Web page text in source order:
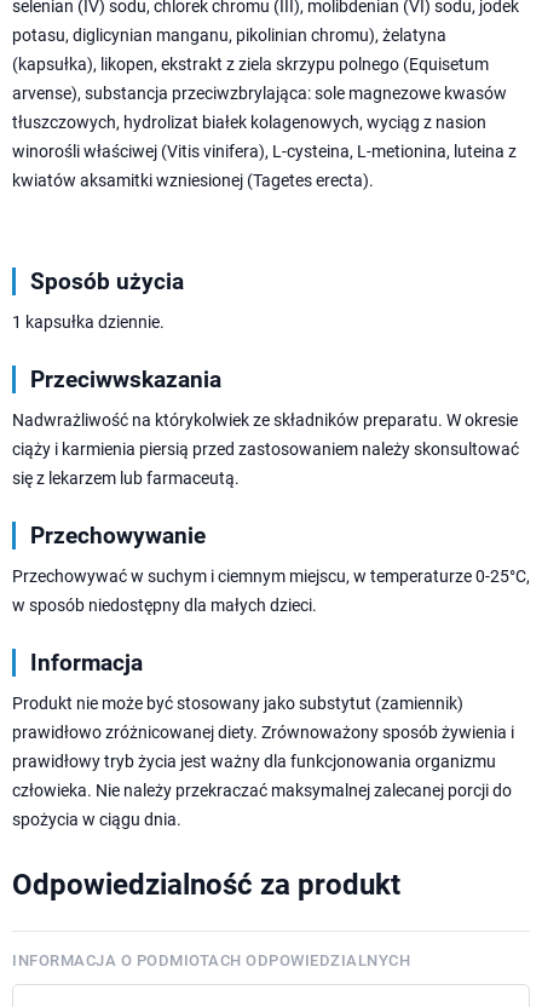
selenian (IV) sodu, chlorek chromu (III), molibdenian (VI) sodu, jodek
potasu, diglicynian manganu, pikolinian chromu), żelatyna
(kapsułka), likopen, ekstrakt z ziela skrzypu polnego (Equisetum
arvense), substancja przeciwzbrylająca: sole magnezowe kwasów
tłuszczowych, hydrolizat białek kolagenowych, wyciąg z nasion
winorośli właściwej (Vitis vinifera), L-cysteina, L-metionina, luteina z
kwiatów aksamitki wzniesionej (Tagetes erecta).
Sposób użycia
1 kapsułka dziennie.
Przeciwwskazania
Nadwrażliwość na którykolwiek ze składników preparatu. W okresie
ciąży i karmienia piersią przed zastosowaniem należy skonsultować
się z lekarzem lub farmaceutą.
Przechowywanie
Przechowywać w suchym i ciemnym miejscu, w temperaturze 0-25°C,
w sposób niedostępny dla małych dzieci.
Informacja
Produkt nie może być stosowany jako substytut (zamiennik)
prawidłowo zróżnicowanej diety. Zrównoważony sposób żywienia i
prawidłowy tryb życia jest ważny dla funkcjonowania organizmu
człowieka. Nie należy przekraczać maksymalnej zalecanej porcji do
spożycia w ciągu dnia.
Odpowiedzialność za produkt
INFORMACJA O PODMIOTACH ODPOWIEDZIALNYCH